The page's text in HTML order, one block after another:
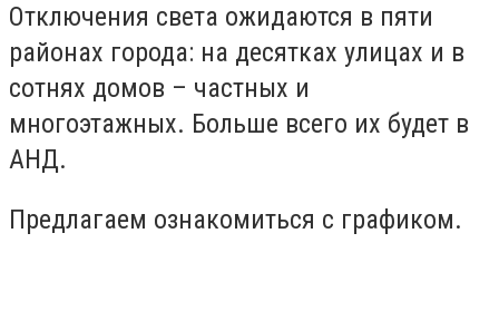
Отключения света ожидаются в пяти
районах города: на десятках улицах и в
сотнях домов – частных и
многоэтажных. Больше всего их будет в
АНД.
Предлагаем ознакомиться с графиком.